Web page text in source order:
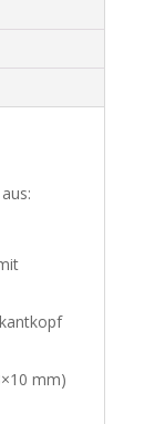
mm)